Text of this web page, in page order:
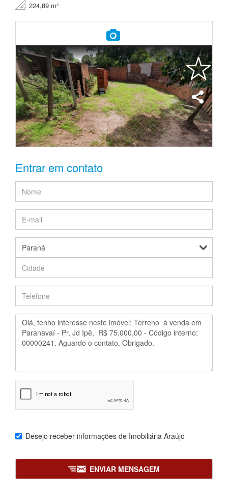
224,89 m²
Entrar em contato
Desejo receber informações de Imobiliária Araújo
ENVIAR MENSAGEM